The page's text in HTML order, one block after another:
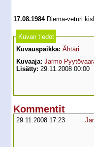
17.08.1984Diema-veturi
Kuvan tiedot
Kuvauspaikka: Ähtäri
Kuvaaja: Jarmo
Lisätty: 29.11.2008 00:00
Kommentit
29.11.2008 17:23